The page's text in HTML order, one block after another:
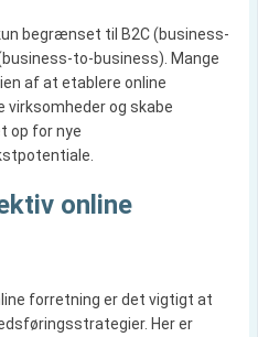
begrænset til B2C (business-
to-business). Mange
af at etablere online
og skabe
op for nye
online
forretning er det vigtigt at
Her er